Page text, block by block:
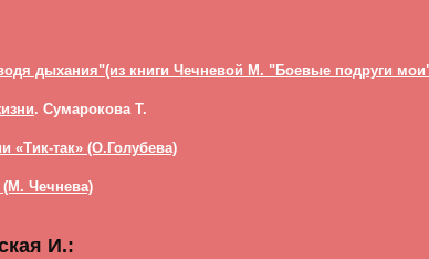
дыхания"(из книги Чечневой М. "Боевые подруги
. Сумарокова Т.
«Тик-так» (О.Голубева)
Чечнева)
И.: